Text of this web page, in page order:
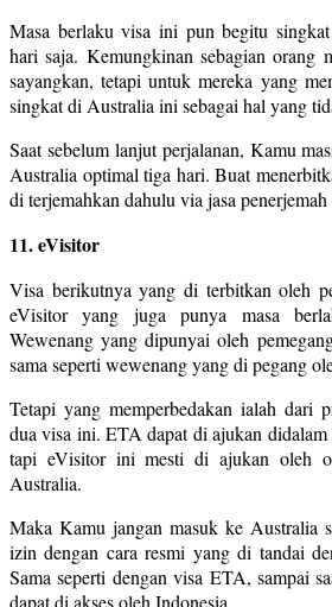
Masa berlaku visa ini pun begitu
hari saja. Kemungkinan sebagian
sayangkan, tetapi untuk mereka yang
singkat di Australia ini sebagai hal yang
Saat sebelum lanjut perjalanan, Kamu
Australia optimal tiga hari. Buat
di terjemahkan dahulu via jasa penerjemah
11. eVisitor
Visa berikutnya yang di terbitkan oleh
eVisitor yang juga punya masa
Wewenang yang dipunyai oleh
sama seperti wewenang yang di pegang
Tetapi yang memperbedakan ialah dari
dua visa ini. ETA dapat di ajukan
tapi eVisitor ini mesti di ajukan oleh
Australia.
Maka Kamu jangan masuk ke Australia
izin dengan cara resmi yang di tandai
Sama seperti dengan visa ETA, sampai
dapat di akses oleh Indonesia.